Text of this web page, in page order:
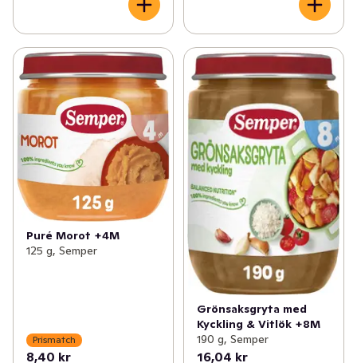
Puré Morot +4M
125 g, Semper
Prismatch
8,40 kr
Grönsaksgryta med
Kyckling & Vitlök +8M
190 g, Semper
16,04 kr